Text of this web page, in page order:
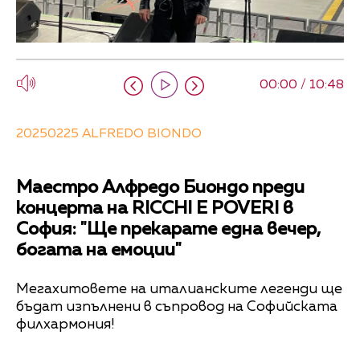
00:00 / 10:48
20250225 ALFREDO BIONDO
Маестро Алфредо Биондо преди
концерта на RICCHI E POVERI в
София: "Ще прекарате една вечер,
богата на емоции"
Мегахитовете на италианските легенди ще
бъдат изпълнени в съпровод на Софийската
филхармония!